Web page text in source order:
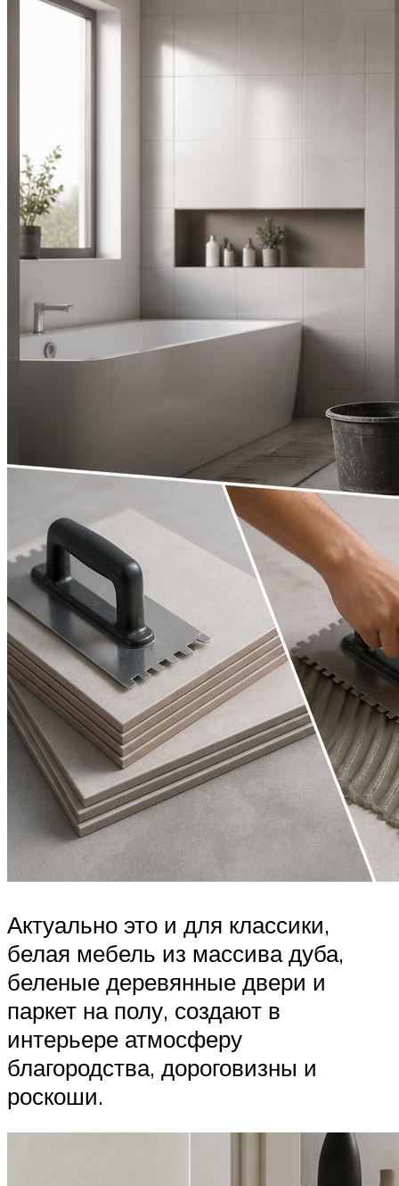
Актуально это и для классики,
белая мебель из массива дуба,
беленые деревянные двери и
паркет на полу, создают в
интерьере атмосферу
благородства, дороговизны и
роскоши.